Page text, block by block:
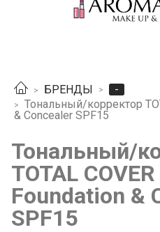
БРЕНДЫ
-
Тональный/корректор
& Concealer SPF15
Тональный/
TOTAL
Foundation &
SPF15